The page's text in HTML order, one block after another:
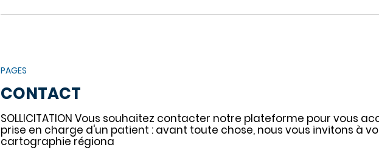
PAGES
CONTACT
SOLLICITATION Vous souhaitez contacter notre plateforme pour vous
prise en charge d'un patient : avant toute chose, nous vous invitons à
cartographie régiona